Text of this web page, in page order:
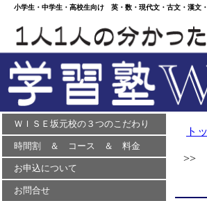
小学生・中学生・高校生向け 英・数・現代文・古文・漢
ＷＩＳＥ坂元校の３つのこだわり
時間割 ＆ コース ＆ 料金
お申込について
お問合せ
ト
>>